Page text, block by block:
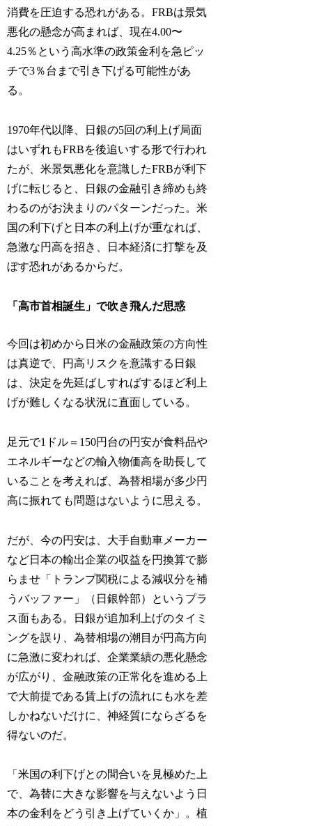
消費を圧迫する恐れがある。FRBは景気
悪化の懸念が高まれば、現在4.00〜
4.25％という高水準の政策金利を急ピッ
チで3％台まで引き下げる可能性があ
る。
1970年代以降、日銀の5回の利上げ局面
はいずれもFRBを後追いする形で行われ
たが、米景気悪化を意識したFRBが利下
げに転じると、日銀の金融引き締めも終
わるのがお決まりのパターンだった。米
国の利下げと日本の利上げが重なれば、
急激な円高を招き、日本経済に打撃を及
ぼす恐れがあるからだ。
「高市首相誕生」で吹き飛んだ思惑
今回は初めから日米の金融政策の方向性
は真逆で、円高リスクを意識する日銀
は、決定を先延ばしすればするほど利上
げが難しくなる状況に直面している。
足元で1ドル＝150円台の円安が食料品や
エネルギーなどの輸入物価高を助長して
いることを考えれば、為替相場が多少円
高に振れても問題はないように思える。
だが、今の円安は、大手自動車メーカー
など日本の輸出企業の収益を円換算で膨
らませ「トランプ関税による減収分を補
うバッファー」（日銀幹部）というプラ
ス面もある。日銀が追加利上げのタイミ
ングを誤り、為替相場の潮目が円高方向
に急激に変われば、企業業績の悪化懸念
が広がり、金融政策の正常化を進める上
で大前提である賃上げの流れにも水を差
しかねないだけに、神経質にならざるを
得ないのだ。
「米国の利下げとの間合いを見極めた上
で、為替に大きな影響を与えないよう日
本の金利をどう引き上げていくか」。植